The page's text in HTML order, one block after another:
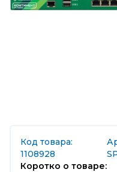
Код товара:
1108928
Коротко о товаре: